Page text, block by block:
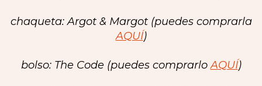
chaqueta: Argot & Margot (puedes comprarla
AQUÍ)
bolso: The Code (puedes comprarloAQUÍ)